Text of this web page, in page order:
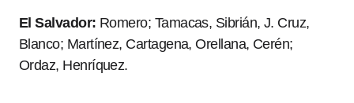
El Salvador: Romero; Tamacas, Sibrián, J. Cruz,
Blanco; Martínez, Cartagena, Orellana, Cerén;
Ordaz, Henríquez.